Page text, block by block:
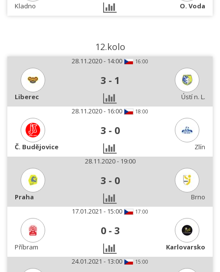
Kladno O. Voda
12.kolo
28.11.2020 - 14:00 16:00
3 - 1
Liberec
Ústí n. L.
28.11.2020 - 16:00
18:00
3 - 0
Č. Budějovice
Zlín
28.11.2020 - 19:00
3 - 0
Praha
Brno
17.01.2021 - 15:00
17:00
0 - 3
Příbram
Karlovarsko
24.01.2021 - 13:00
15:00